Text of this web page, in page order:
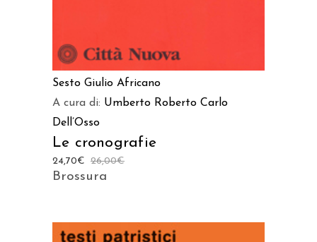
Sesto Giulio Africano
A cura di: Umberto Roberto Carlo
Dell’Osso
Le cronografie
26,00€
24,70€
Brossura